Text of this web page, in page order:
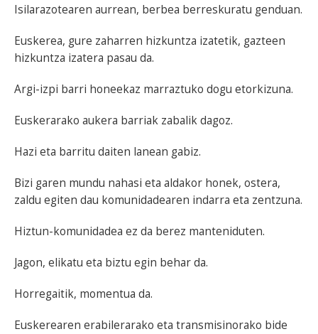
Isilarazotearen aurrean, berbea berreskuratu genduan.
Euskerea, gure zaharren hizkuntza izatetik, gazteen
hizkuntza izatera pasau da.
Argi-izpi barri honeekaz marraztuko dogu etorkizuna.
Euskerarako aukera barriak zabalik dagoz.
Hazi eta barritu daiten lanean gabiz.
Bizi garen mundu nahasi eta aldakor honek, ostera,
zaldu egiten dau komunidadearen indarra eta zentzuna.
Hiztun-komunidadea ez da berez manteniduten.
Jagon, elikatu eta biztu egin behar da.
Horregaitik, momentua da.
Euskerearen erabilerarako eta transmisinorako bide